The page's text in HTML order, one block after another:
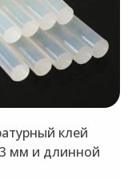
клей
мм и длинной